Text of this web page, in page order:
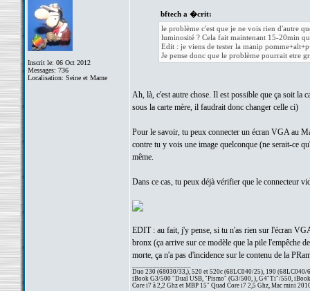
Inscrit le: 06 Oct 2012
Messages: 736
Localisation: Seine et Marne
bftech a �crit:
le problème c'est que je ne vois rien d'autre
luminosité ? Cela fait maintenant 15-20min
Edit : je viens de tester la manip
Je pense donc que le problème pourrait etre
Ah, là, c'est autre chose. Il est possible que ça soit la
sous la carte mère, il faudrait donc changer celle ci)
Pour le savoir, tu peux connecter un écran VGA au
contre tu y vois une image quelconque (ne serait-ce
même.
Dans ce cas, tu peux déjà vérifier que le connecteur
EDIT : au fait, j'y pense, si tu n'as rien sur l'écran
bronx (ça arrive sur ce modèle que la pile l'empêche
morte, ça n'a pas d'incidence sur le contenu de la
Duo 230 (68030/33,), 520 et 520c (68LC040/25), 190 (68LC040/
iBook G3/500 "Dual USB, "Pismo" (G3/500, ), G4"Ti"/550,
Core i7 à 2,2 Ghz et MBP 15" Quad Core i7 2,5 Ghz, Mac mini